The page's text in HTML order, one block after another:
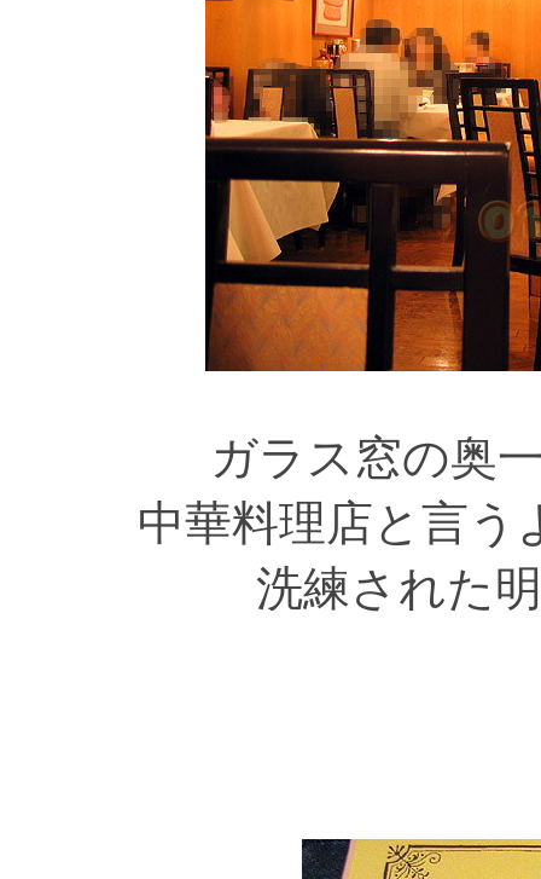
ガラス窓の奥
中華料理店と言う
洗練された